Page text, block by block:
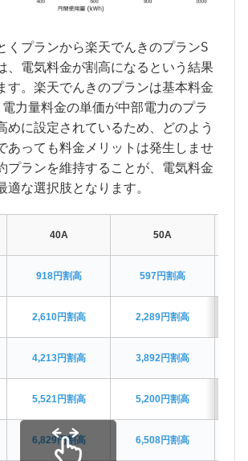
くプランから楽天でんきのプランS
、電気料金が割高になるという結果
す。 楽天でんきのプランは基本料金
力量料金の単価が中部電力のプラ
めに設定されているため、どのよう
あっても料金メリットは発生しませ
プランを維持することが、電気料金
適な選択肢となります。
40A 50A
918円割高 597円割高
2,610円割高 2,289円割高
4,213円割高 3,892円割高
5,521円割高 5,200円割高
6,829円割高 6,508円割高